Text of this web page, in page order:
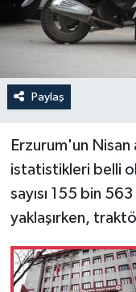
Paylaş
Erzurum'un Nisan
istatistikleri belli
sayısı 155 bin
yaklaşırken,